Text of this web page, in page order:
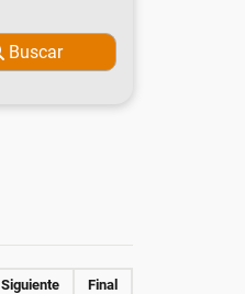
Buscar
Siguiente Final